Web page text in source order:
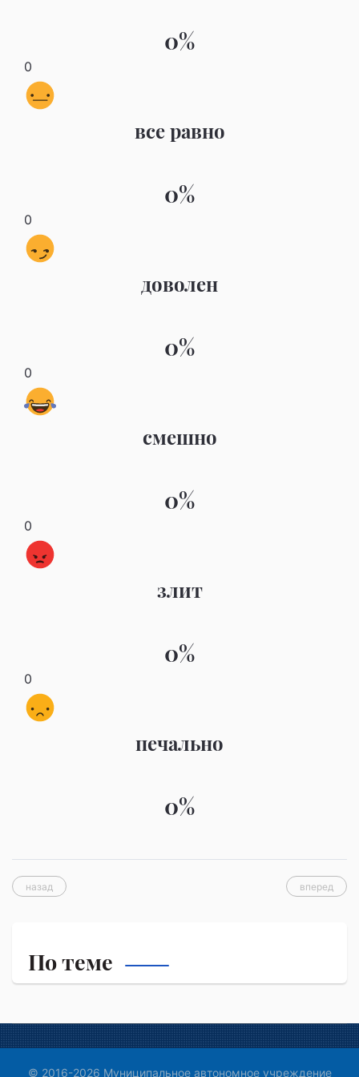
0%
0
все равно
0%
0
доволен
0%
0
смешно
0%
0
злит
0%
0
печально
0%
назад вперед
По теме
© 2016-2026 Муниципальное автономное учреждение